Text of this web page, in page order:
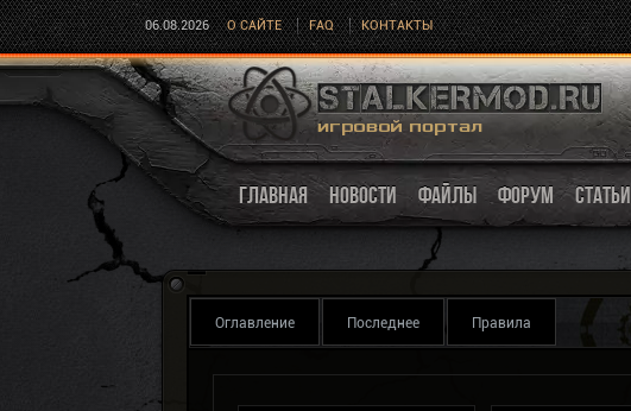
06.08.2026 О САЙТЕ FAQ КОНТАКТЫ
ГЛАВНАЯ НОВОСТИ ФАЙЛЫ ФОРУМ СТАТЬИ
Оглавление Последнее Правила